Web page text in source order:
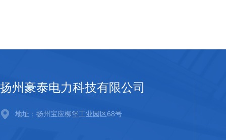
扬州豪泰电力科技有限公司
地址：扬州宝应柳堡工业园区68号